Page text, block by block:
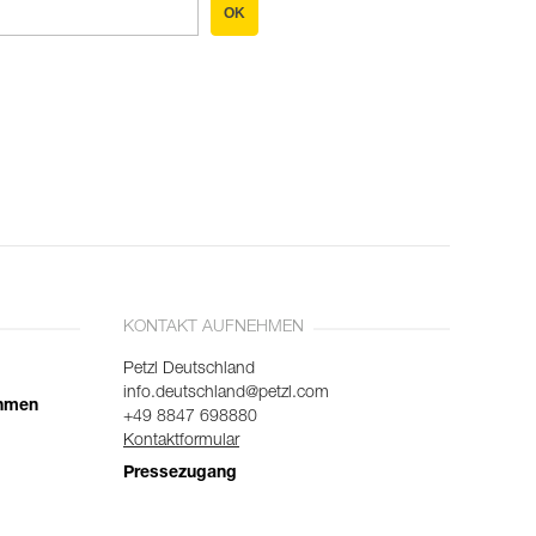
OK
KONTAKT AUFNEHMEN
Petzl Deutschland
info.deutschland@petzl.com
+49 8847 698880
Kontaktformular
Pressezugang